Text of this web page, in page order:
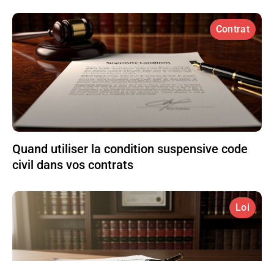
Contrat
Quand utiliser la condition suspensive code
civil dans vos contrats
Loi